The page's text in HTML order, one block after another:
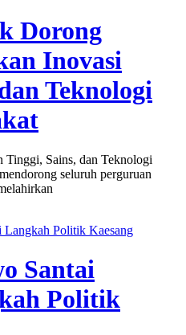
Dorong
Inovasi
Teknologi
Sains, dan Teknologi
seluruh perguruan
Langkah Politik Kaesang
Santai
Politik